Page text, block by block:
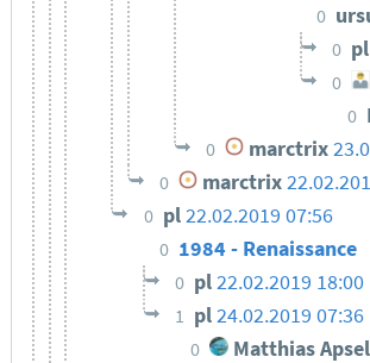
0
0 pl
0
0
0 marctrix
0 marctrix
0 pl22.02.2019 07:56
0 1984 - Renaissance
0 pl22.02.2019 18:00
1 pl24.02.2019 07:36
0 Matthias Apsel